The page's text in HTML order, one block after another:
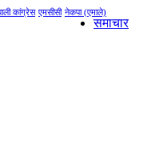
कांग्रेस एमसीसी नेकपा (एमाले)
समाचार